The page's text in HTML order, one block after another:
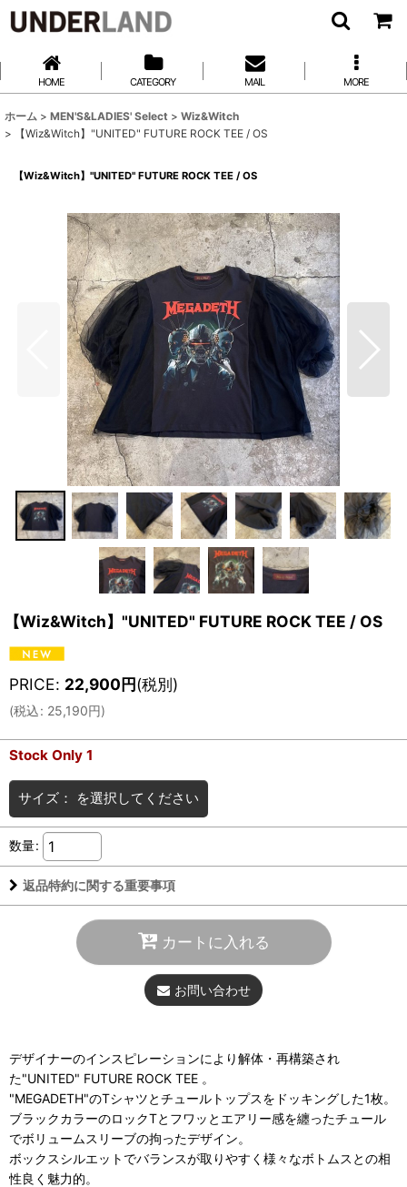
HOME CATEGORY MAIL MORE
ホーム > MEN'S&LADIES' Select > Wiz&Witch
>
【Wiz&Witch】"UNITED" FUTURE ROCK TEE / OS
【Wiz&Witch】"UNITED" FUTURE ROCK TEE / OS
【Wiz&Witch】"UNITED" FUTURE ROCK TEE / OS
PRICE: 22,900円(税別)
(税込: 25,190円)
Stock Only 1
サイズ： を選択してください
数量:
返品特約に関する重要事項
カートに入れる
お問い合わせ
デザイナーのインスピレーションにより解体・再構築され
た"UNITED" FUTURE ROCK TEE 。
"MEGADETH"のTシャツとチュールトップスをドッキングした1枚。
ブラックカラーのロックTとフワッとエアリー感を纏ったチュール
でボリュームスリーブの拘ったデザイン。
ボックスシルエットでバランスが取りやすく様々なボトムスとの相
性良く魅力的。